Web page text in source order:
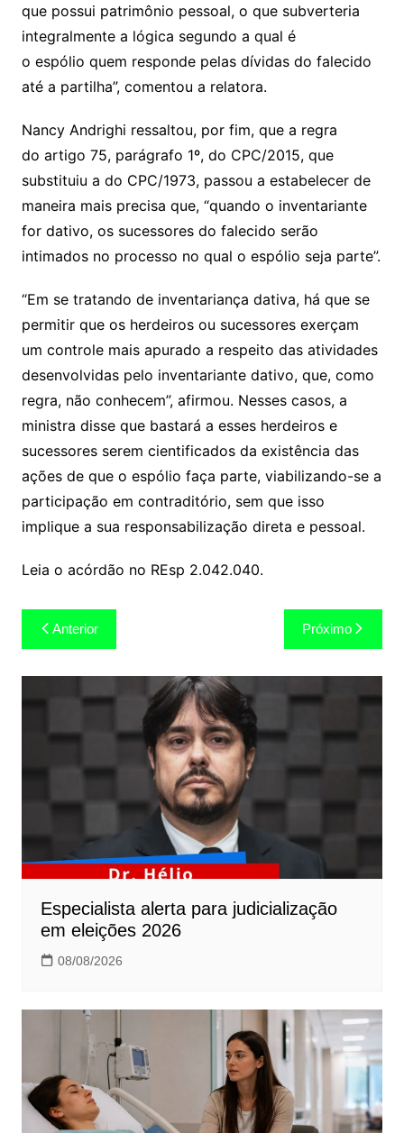
que possui patrimônio pessoal, o que subverteria
integralmente a lógica segundo a qual é
o espólio quem responde pelas dívidas do falecido
até a partilha”, comentou a relatora.
Nancy Andrighi ressaltou, por fim, que a regra
do artigo 75, parágrafo 1º, do CPC/2015, que
substituiu a do CPC/1973, passou a estabelecer de
maneira mais precisa que, “quando o inventariante
for dativo, os sucessores do falecido serão
intimados no processo no qual o espólio seja parte”.
“Em se tratando de inventariança dativa, há que se
permitir que os herdeiros ou sucessores exerçam
um controle mais apurado a respeito das atividades
desenvolvidas pelo inventariante dativo, que, como
regra, não conhecem”, afirmou. Nesses casos, a
ministra disse que bastará a esses herdeiros e
sucessores serem cientificados da existência das
ações de que o espólio faça parte, viabilizando-se a
participação em contraditório, sem que isso
implique a sua responsabilização direta e pessoal.
Leia o acórdão no REsp 2.042.040.
Navegação
de
Post
Anterior Próximo
Especialista alerta para judicialização
em eleições 2026
08/08/2026